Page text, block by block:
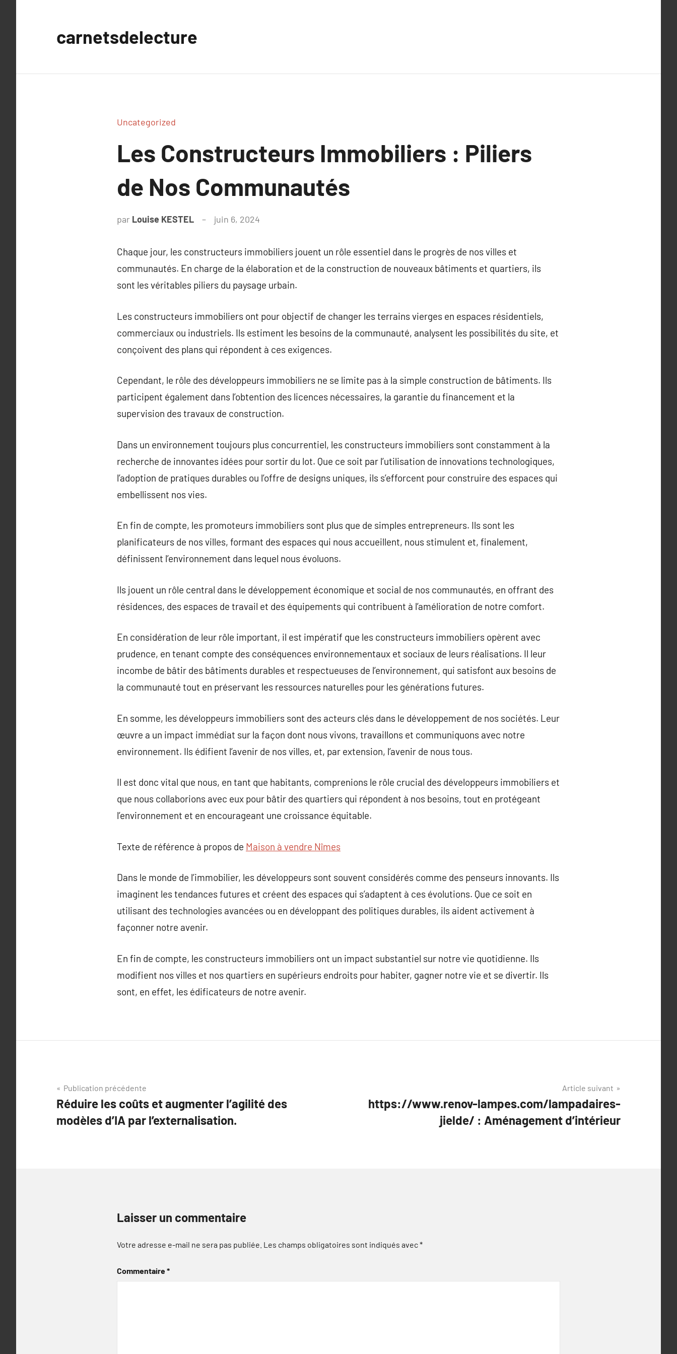
carnetsdelecture
Uncategorized
Les Constructeurs Immobiliers : Piliers
de Nos Communautés
par Louise KESTEL juin 6, 2024
Chaque jour, les constructeurs immobiliers jouent un rôle essentiel dans le progrès de nos villes et
communautés. En charge de la élaboration et de la construction de nouveaux bâtiments et quartiers, ils
sont les véritables piliers du paysage urbain.
Les constructeurs immobiliers ont pour objectif de changer les terrains vierges en espaces résidentiels,
commerciaux ou industriels. Ils estiment les besoins de la communauté, analysent les possibilités du site, et
conçoivent des plans qui répondent à ces exigences.
Cependant, le rôle des développeurs immobiliers ne se limite pas à la simple construction de bâtiments. Ils
participent également dans l’obtention des licences nécessaires, la garantie du financement et la
supervision des travaux de construction.
Dans un environnement toujours plus concurrentiel, les constructeurs immobiliers sont constamment à la
recherche de innovantes idées pour sortir du lot. Que ce soit par l’utilisation de innovations technologiques,
l’adoption de pratiques durables ou l’offre de designs uniques, ils s’efforcent pour construire des espaces qui
embellissent nos vies.
En fin de compte, les promoteurs immobiliers sont plus que de simples entrepreneurs. Ils sont les
planificateurs de nos villes, formant des espaces qui nous accueillent, nous stimulent et, finalement,
définissent l’environnement dans lequel nous évoluons.
Ils jouent un rôle central dans le développement économique et social de nos communautés, en offrant des
résidences, des espaces de travail et des équipements qui contribuent à l’amélioration de notre comfort.
En considération de leur rôle important, il est impératif que les constructeurs immobiliers opèrent avec
prudence, en tenant compte des conséquences environnementaux et sociaux de leurs réalisations. Il leur
incombe de bâtir des bâtiments durables et respectueuses de l’environnement, qui satisfont aux besoins de
la communauté tout en préservant les ressources naturelles pour les générations futures.
En somme, les développeurs immobiliers sont des acteurs clés dans le développement de nos sociétés. Leur
œuvre a un impact immédiat sur la façon dont nous vivons, travaillons et communiquons avec notre
environnement. Ils édifient l’avenir de nos villes, et, par extension, l’avenir de nous tous.
Il est donc vital que nous, en tant que habitants, comprenions le rôle crucial des développeurs immobiliers et
que nous collaborions avec eux pour bâtir des quartiers qui répondent à nos besoins, tout en protégeant
l’environnement et en encourageant une croissance équitable.
Texte de référence à propos de Maison à vendre Nîmes
Dans le monde de l’immobilier, les développeurs sont souvent considérés comme des penseurs innovants. Ils
imaginent les tendances futures et créent des espaces qui s’adaptent à ces évolutions. Que ce soit en
utilisant des technologies avancées ou en développant des politiques durables, ils aident activement à
façonner notre avenir.
En fin de compte, les constructeurs immobiliers ont un impact substantiel sur notre vie quotidienne. Ils
modifient nos villes et nos quartiers en supérieurs endroits pour habiter, gagner notre vie et se divertir. Ils
sont, en effet, les édificateurs de notre avenir.
Navigation
de
l’article
Publication précédente
Réduire les coûts et augmenter l’agilité des
modèles d’IA par l’externalisation.
Article suivant
https://www.renov-lampes.com/lampadaires-
jielde/ : Aménagement d’intérieur
Laisser un commentaire
Votre adresse e-mail ne sera pas publiée. Les champs obligatoires sont indiqués avec*
Commentaire*